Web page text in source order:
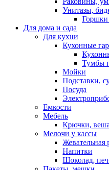
Унитазы,
Горшки
Для дома и сада
Для кухни
Кухонные
Тумбы
Мойки
Подставки,
Посуда
Емкости
Мебель
Крючки,
Мелочи у кассы
Жевательная
Напитки
Шоколад,